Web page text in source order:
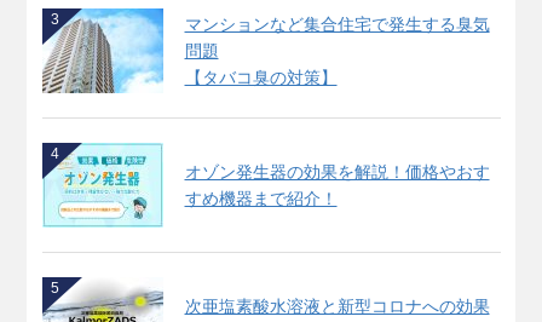
3
マンションなど集合住宅で発生する臭気
問題
【タバコ臭の対策】
4
オゾン発生器の効果を解説！価格やおす
すめ機器まで紹介！
5
次亜塩素酸水溶液と新型コロナへの効果